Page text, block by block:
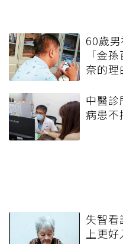
60歲
「金
奈的理
中醫診
病患不
失智
上更好